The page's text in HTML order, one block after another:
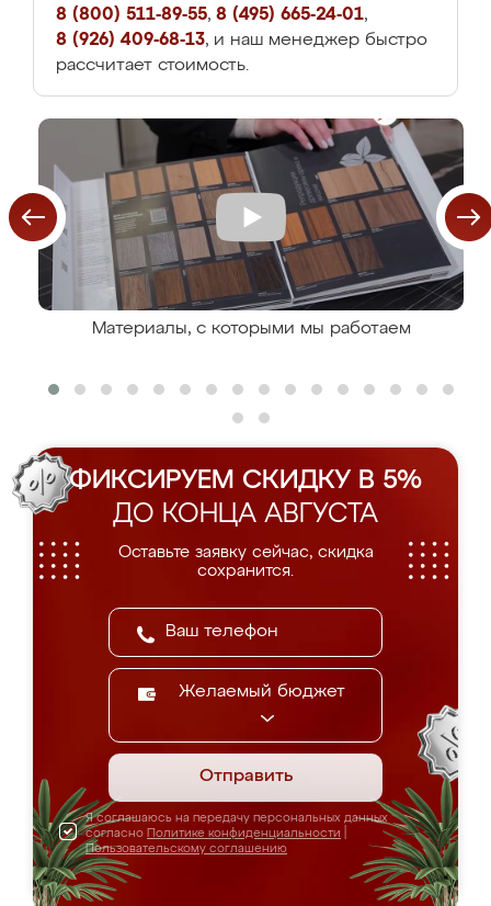
8 (800) 511-89-55, 8 (495) 665-24-01,
8 (926) 409-68-13, и наш менеджер быстро
рассчитает стоимость.
Материалы, с которыми мы работаем
ФИКСИРУЕМ СКИДКУ В 5%
ДО КОНЦА АВГУСТА
Оставьте заявку сейчас, скидка
сохранится.
Желаемый бюджет
Отправить
Я соглашаюсь на передачу персональных данных
согласно Политике конфиденциальности
Пользовательскому соглашению